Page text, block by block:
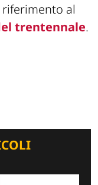
al
trentennale.